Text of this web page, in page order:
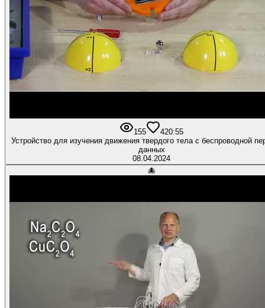
155 420:55
Устройство для изучения движения твердого тела с беспроводной
данных
08.04.2024
🐙